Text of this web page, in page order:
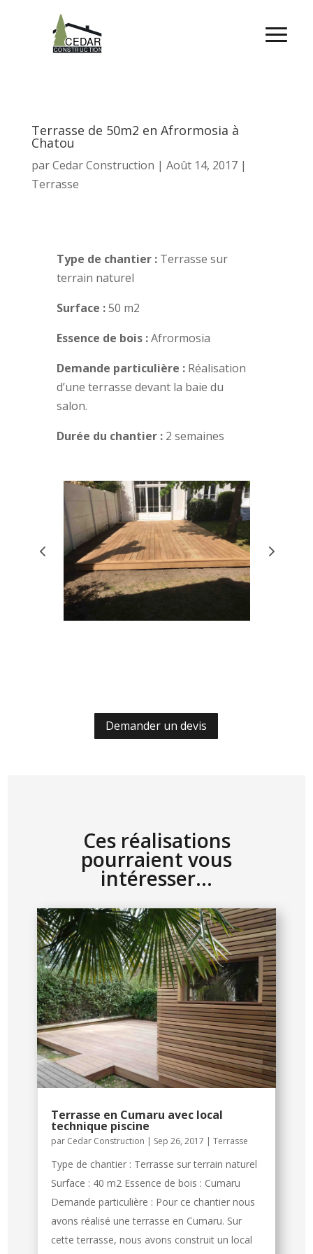
Terrasse de 50m2 en Afrormosia à
Chatou
parCedar Construction | Août 14, 2017|
Terrasse
Type de chantier : Terrasse sur
terrain naturel
Surface :50 m2
Essence de bois :Afrormosia
Demande particulière : Réalisation
d’une terrasse devant la baie du
salon.
Durée du chantier : 2 semaines
Demander un devis
Ces réalisations
pourraient vous
intéresser…
Terrasse en Cumaru avec local
technique piscine
par Cedar Construction | Sep 26, 2017 | Terrasse
Type de chantier : Terrasse sur terrain naturel
Surface : 40 m2 Essence de bois : Cumaru
Demande particulière : Pour ce chantier nous
avons réalisé une terrasse en Cumaru. Sur
cette terrasse, nous avons construit un local